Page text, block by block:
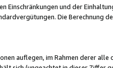
Einschränkungen und der
Die Berechnung
auflegen, im Rahmen derer